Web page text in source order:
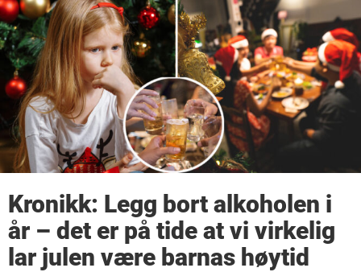
Kronikk: Legg bort alkoholen i
år – det er på tide at vi virkelig
lar julen være barnas høytid